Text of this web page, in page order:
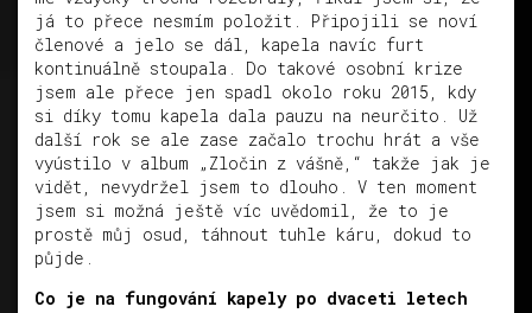
já to přece nesmím položit. Připojili se noví
členové a jelo se dál, kapela navíc furt
kontinuálně stoupala. Do takové osobní krize
jsem ale přece jen spadl okolo roku 2015, kdy
si díky tomu kapela dala pauzu na neurčito. Už
další rok se ale zase začalo trochu hrát a vše
vyústilo v album „Zločin z vášně,“ takže jak je
vidět, nevydržel jsem to dlouho. V ten moment
jsem si možná ještě víc uvědomil, že to je
prostě můj osud, táhnout tuhle káru, dokud to
půjde.
Co je na fungování kapely po dvaceti letech